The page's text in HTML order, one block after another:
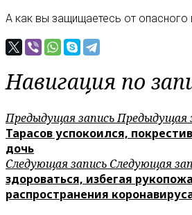
А как вы защищаетесь от опасного
Навигация по
Предыдущая записьПредыдущая
Тарасов успокоился,
дочь
Следующая запись Следующая
здороваться, избегая
распространения